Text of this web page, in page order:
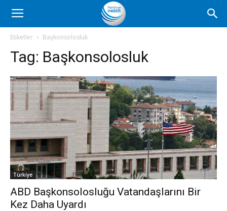
Romanya
Haber
Etiketler Başkonsolosluk
Tag: Başkonsolosluk
Türkiye
ABD Başkonsolosluğu Vatandaşlarını Bir
Kez Daha Uyardı